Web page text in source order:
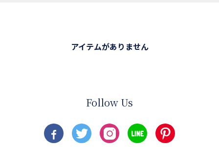
アイテムがありません
Follow Us